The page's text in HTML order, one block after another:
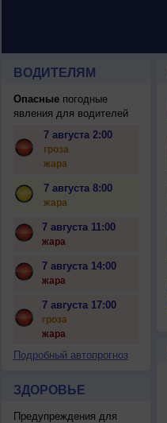
ВОДИТЕЛЯМ
Опасныепогодные
явления для водителей
7 августа 2:00
гроза
жара
7 августа 8:00
жара
7 августа 11:00
жара
7 августа 14:00
жара
7 августа 17:00
гроза
жара
Подробный автопрогноз
ЗДОРОВЬЕ
Предупреждения для